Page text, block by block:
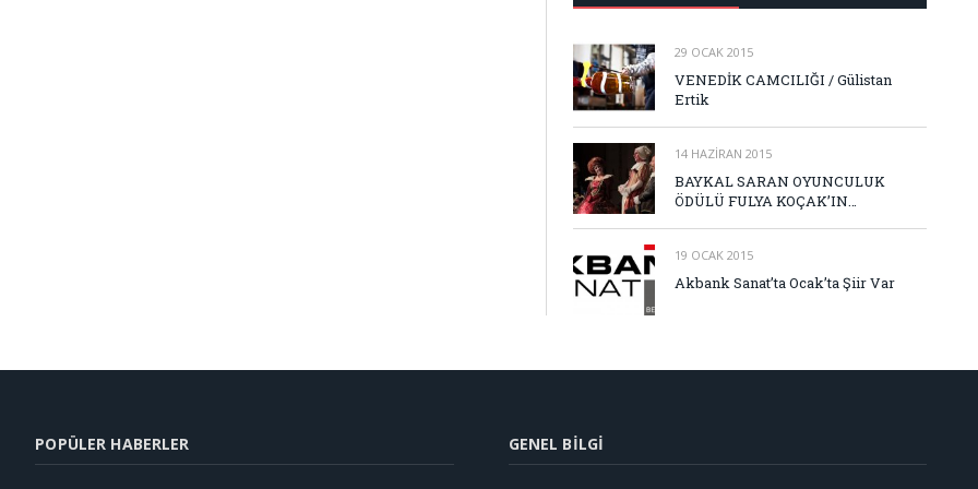
29 OCAK 2015
VENEDİK CAMCILIĞI / Gülistan
Ertik
14 HAZIRAN 2015
BAYKAL SARAN OYUNCULUK
ÖDÜLÜ FULYA KOÇAK’IN…
19 OCAK 2015
Akbank Sanat’ta Ocak’ta Şiir Var
POPÜLER HABERLER GENEL BILGI